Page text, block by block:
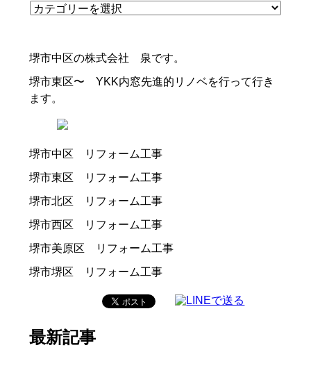
堺市中区の株式会社 泉です。
堺市東区〜 YKK内窓先進的リノベを行って行き
ます。
堺市中区 リフォーム工事
堺市東区 リフォーム工事
堺市北区 リフォーム工事
堺市西区 リフォーム工事
堺市美原区 リフォーム工事
堺市堺区 リフォーム工事
最新記事